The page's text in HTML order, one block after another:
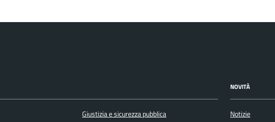
Giustizia e sicurezza pubblica
NOVITÀ
Notizie